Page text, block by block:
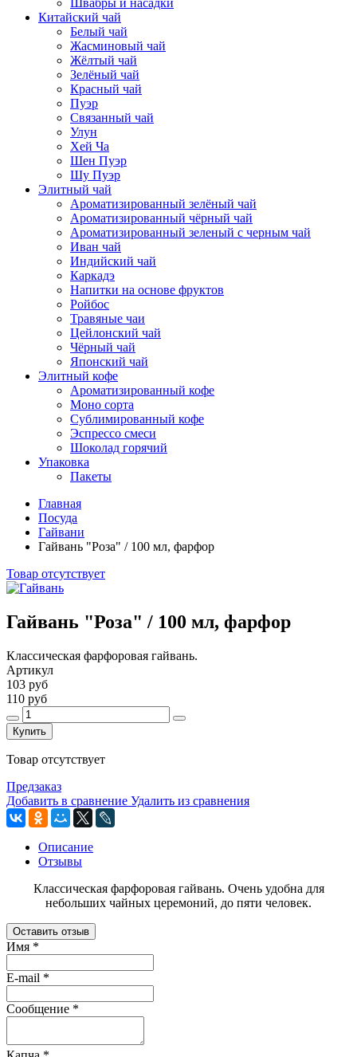
Швабры и насадки
Китайский чай
Белый чай
Жасминовый чай
Жёлтый чай
Зелёный чай
Красный чай
Пуэр
Связанный чай
Улун
Хей Ча
Шен Пуэр
Шу Пуэр
Элитный чай
Ароматизированный зелёный чай
Ароматизированный чёрный чай
Ароматизированный зеленый с черным чай
Иван чай
Индийский чай
Каркадэ
Напитки на основе фруктов
Ройбос
Травяные чаи
Цейлонский чай
Чёрный чай
Японский чай
Элитный кофе
Ароматизированный кофе
Моно сорта
Сублимированный кофе
Эспрессо смеси
Шоколад горячий
Упаковка
Пакеты
Главная
Посуда
Гайвани
Гайвань "Роза" / 100 мл, фарфор
Товар отсутствует
Гайвань "Роза" / 100 мл, фарфор
Классическая фарфоровая гайвань.
Артикул
103 руб
110 руб
Купить
Товар отсутствует
Предзаказ
Добавить в сравнение Удалить из сравнения
Описание
Отзывы
Классическая фарфоровая гайвань. Очень удобна для
небольших чайных церемоний, до пяти человек.
Оставить отзыв
Имя *
E-mail *
Сообщение *